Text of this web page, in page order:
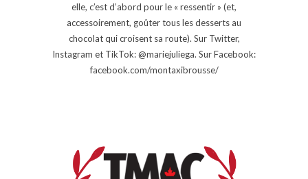
elle, c’est d’abord pour le « ressentir » (et,
accessoirement, goûter tous les desserts au
chocolat qui croisent sa route). Sur Twitter,
Instagram et TikTok: @mariejuliega. Sur Facebook:
facebook.com/montaxibrousse/